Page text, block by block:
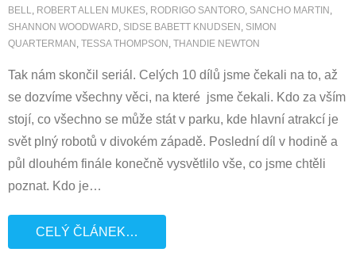
BELL, ROBERT ALLEN MUKES, RODRIGO SANTORO, SANCHO MARTIN ,
SHANNON WOODWARD, SIDSE BABETT KNUDSEN , SIMON
QUARTERMAN , TESSA THOMPSON , THANDIE NEWTON
Tak nám skončil seriál. Celých 10 dílů jsme čekali na to, až
se dozvíme všechny věci, na které jsme čekali. Kdo za vším
stojí, co všechno se může stát v parku, kde hlavní atrakcí je
svět plný robotů v divokém západě. Poslední díl v hodině a
půl dlouhém finále konečně vysvětlilo vše, co jsme chtěli
poznat. Kdo je…
CELÝ ČLÁNEK…